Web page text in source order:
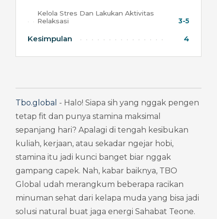
Kelola Stres Dan Lakukan Aktivitas
Relaksasi
3-5
Kesimpulan 4
Tbo.global - Halo! Siapa sih yang nggak pengen
tetap fit dan punya stamina maksimal
sepanjang hari? Apalagi di tengah kesibukan
kuliah, kerjaan, atau sekadar ngejar hobi,
stamina itu jadi kunci banget biar nggak
gampang capek. Nah, kabar baiknya, TBO
Global udah merangkum beberapa racikan
minuman sehat dari kelapa muda yang bisa jadi
solusi natural buat jaga energi Sahabat Teone.